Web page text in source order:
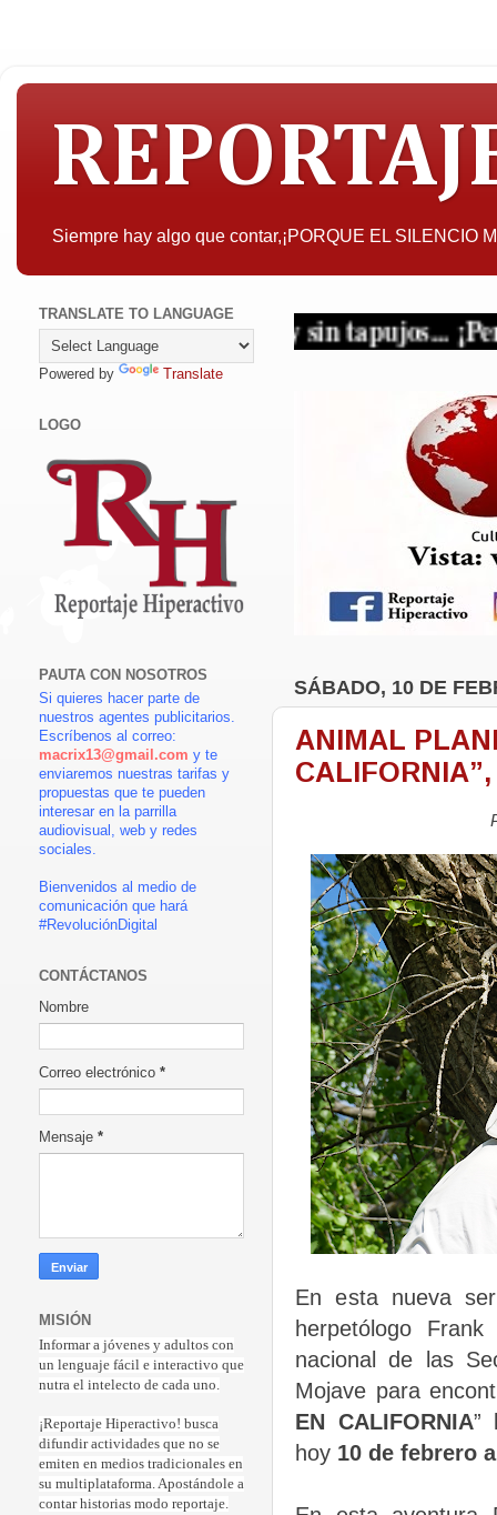
Siempre hay algo que contar,¡PORQUE EL SILENCIO
criterio y sin tapujos... ¡Periodismo en
SÁBADO, 10 DE
ANIMAL
En esta nueva
herpetólogo
nacional de las
Mojave para
EN CALIFORNIA”
hoy 10 de febrero
TRANSLATE TO LANGUAGE
Powered by Translate
LOGO
PAUTA CON NOSOTROS
Si quieres hacer parte de
nuestros agentes publicitarios.
Escríbenos al correo:
macrix13@gmail.com y te
enviaremos nuestras tarifas y
propuestas que te pueden
interesar en la parrilla
audiovisual, web y redes
sociales.
Bienvenidos al medio de
comunicación que hará
#RevoluciónDigital
CONTÁCTANOS
Nombre
Correo electrónico *
Mensaje *
MISIÓN
Informar a jóvenes y adultos con
un lenguaje fácil e interactivo que
nutra el intelecto de cada uno.
¡Reportaje Hiperactivo! busca
difundir actividades que no se
emiten en medios tradicionales en
su multiplataforma. Apostándole a
contar historias modo reportaje.